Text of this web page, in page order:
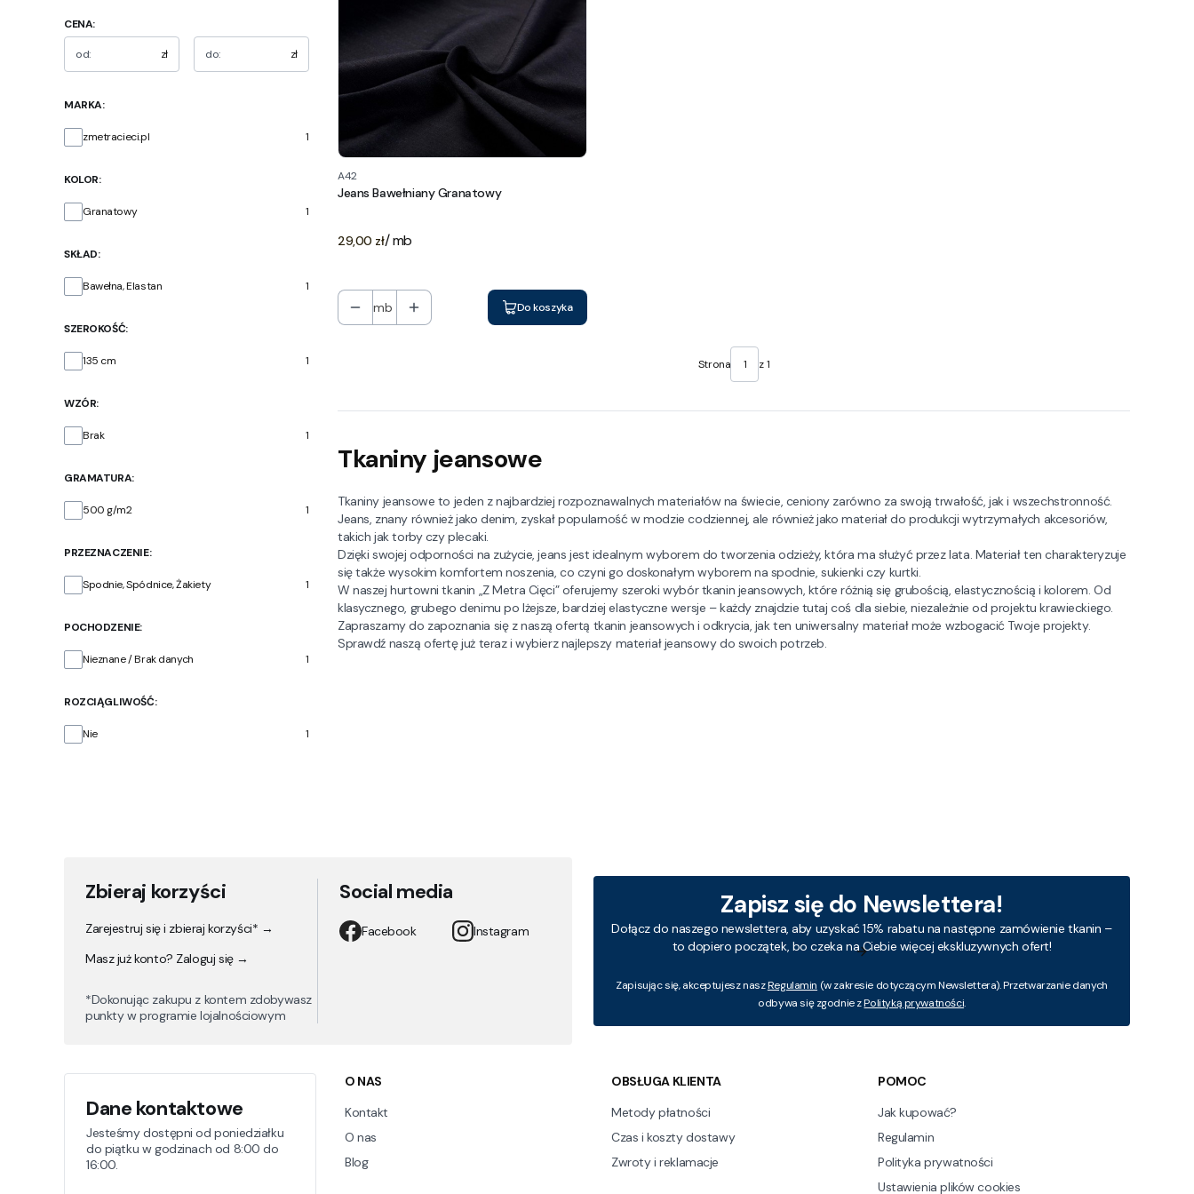
CENA:
zł zł
MARKA:
Markazmetracieci.pl 1
KOLOR:
KolorGranatowy 1
SKŁAD:
SkładBawełna, Elastan 1
SZEROKOŚĆ:
Szerokość
135 cm 1
WZÓR:
WzórBrak 1
GRAMATURA:
Gramatura
500 g/m2 1
PRZEZNACZENIE:
Przeznaczenie
Spodnie, Spódnice, Żakiety 1
POCHODZENIE:
Pochodzenie
Nieznane / Brak danych 1
ROZCIĄGLIWOŚĆ:
Rozciągliwość
Nie 1
A42
Jeans Bawełniany Granatowy
Cena
29,00 zł/ mb
mb Do koszyka
Strona z 1
Tkaniny jeansowe
Tkaniny jeansowe to jeden z najbardziej rozpoznawalnych materiałów na świecie, ceniony zarówno za swoją trwałość, jak i wszechstronność.
Jeans, znany również jako denim, zyskał popularność w modzie codziennej, ale również jako materiał do produkcji wytrzymałych akcesoriów,
takich jak torby czy plecaki.
Dzięki swojej odporności na zużycie, jeans jest idealnym wyborem do tworzenia odzieży, która ma służyć przez lata. Materiał ten charakteryzuje
się także wysokim komfortem noszenia, co czyni go doskonałym wyborem na spodnie, sukienki czy kurtki.
W naszej hurtowni tkanin „Z Metra Cięci” oferujemy szeroki wybór tkanin jeansowych, które różnią się grubością, elastycznością i kolorem. Od
klasycznego, grubego denimu po lżejsze, bardziej elastyczne wersje – każdy znajdzie tutaj coś dla siebie, niezależnie od projektu krawieckiego.
Zapraszamy do zapoznania się z naszą ofertą tkanin jeansowych i odkrycia, jak ten uniwersalny materiał może wzbogacić Twoje projekty.
Sprawdź naszą ofertę już teraz i wybierz najlepszy materiał jeansowy do swoich potrzeb.
Zbieraj korzyści
Zarejestruj się i zbieraj korzyści* →
Masz już konto? Zaloguj się →
*Dokonując zakupu z kontem zdobywasz
punkty w programie lojalnościowym
Social media
Facebook Instagram
Zapisz się do Newslettera!
Dołącz do naszego newslettera, aby uzyskać 15% rabatu na następne zamówienie tkanin –
to dopiero początek, bo czeka na Ciebie więcej ekskluzywnych ofert!
Zapisując się, akceptujesz naszRegulamin (w zakresie dotyczącym Newslettera). Przetwarzanie danych
odbywa się zgodnie zPolityką prywatności.
Dane kontaktowe
Jesteśmy dostępni od poniedziałku
do piątku w godzinach od 8:00 do
16:00.
Linki w stopce
O NAS
Kontakt
O nas
Blog
OBSŁUGA KLIENTA
Metody płatności
Czas i koszty dostawy
Zwroty i reklamacje
POMOC
Jak kupować?
Regulamin
Polityka prywatności
Ustawienia plików cookies